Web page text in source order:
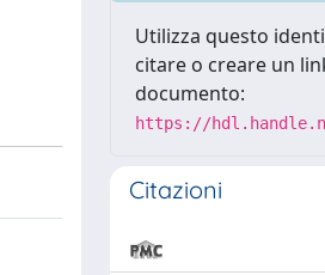
Utilizza questo
citare o creare un
documento:
https://
Citazioni